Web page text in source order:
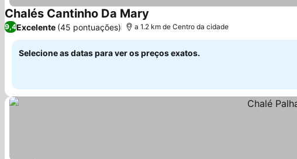
Chalés Cantinho Da Mary
9,4Excelente (45 pontuações) a 1.2 km de Centro da cidade
Selecione as datas para ver os preços exatos.